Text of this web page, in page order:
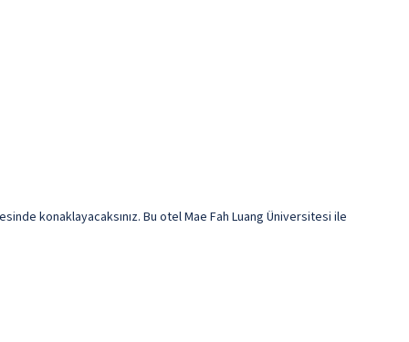
konaklayacaksınız. Bu otel Mae Fah Luang Üniversitesi ile